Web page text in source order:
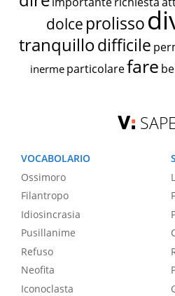
dolce prolisso
tranquillodifficile
inerme particolarefare
VOCABOLARIO
Ossimoro
Filantropo
Idiosincrasia
Pusillanime
Refuso
Neofita
Iconoclasta